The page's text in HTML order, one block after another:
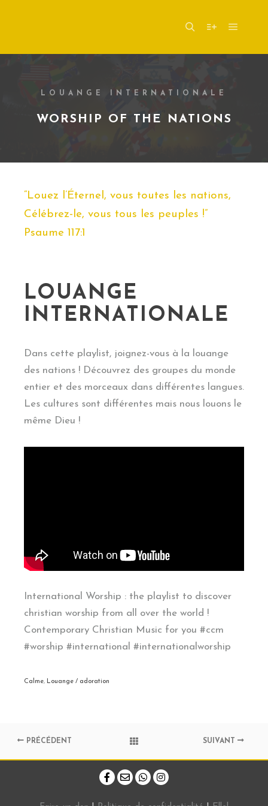
LOUANGE INTERNATIONALE
WORSHIP OF THE NATIONS
“Louez l’Éternel, vous toutes les nations,
Célébrez-le, vous tous les peuples !”
Psaume 117:1
LOUANGE
INTERNATIONALE
Dans cette playlist, joignez-vous à la louange
des nations ! Découvrez des groupes du monde
entier et des morceaux dans différentes langues.
Les cultures sont différentes mais nous louons le
même Dieu !
International Worship : the playlist to discover
christian worship from all over the world !
Contemporary Christian Music for you #ccm
#worship #international #internationalworship
Calme, Louange / adoration
PRÉCÉDENT SUIVANT